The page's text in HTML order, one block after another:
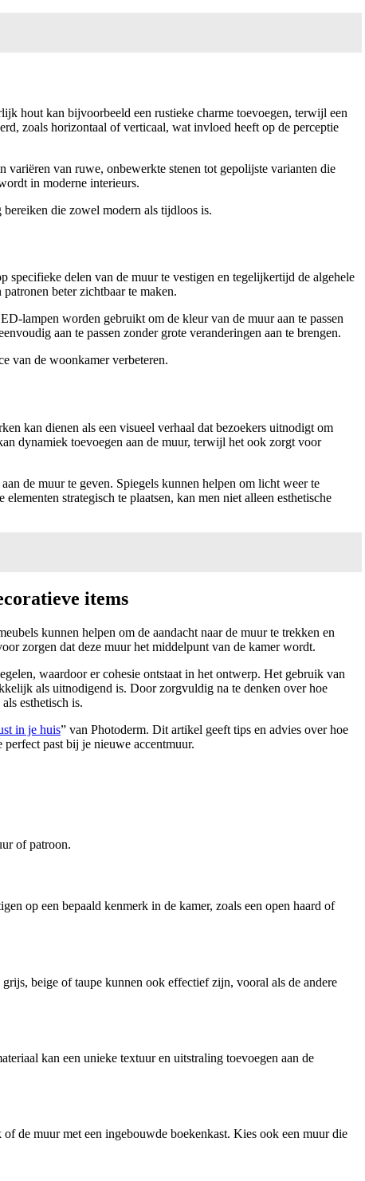
hout kan bijvoorbeeld een rustieke charme toevoegen, terwijl een
zoals horizontaal of verticaal, wat invloed heeft op de perceptie
van ruwe, onbewerkte stenen tot gepolijste varianten die
in moderne interieurs.
die zowel modern als tijdloos is.
delen van de muur te vestigen en tegelijkertijd de algehele
beter zichtbaar te maken.
lampen worden gebruikt om de kleur van de muur aan te passen
aan te passen zonder grote veranderingen aan te brengen.
van de woonkamer verbeteren.
kan dienen als een visueel verhaal dat bezoekers uitnodigt om
dynamiek toevoegen aan de muur, terwijl het ook zorgt voor
de muur te geven. Spiegels kunnen helpen om licht weer te
strategisch te plaatsen, kan men niet alleen esthetische
items
kunnen helpen om de aandacht naar de muur te trekken en
zorgen dat deze muur het middelpunt van de kamer wordt.
waardoor er cohesie ontstaat in het ontwerp. Het gebruik van
als uitnodigend is. Door zorgvuldig na te denken over hoe
esthetisch is.
in je huis” van Photoderm. Dit artikel geeft tips en advies over hoe
past bij je nieuwe accentmuur.
of patroon.
op een bepaald kenmerk in de kamer, zoals een open haard of
beige of taupe kunnen ook effectief zijn, vooral als de andere
kan een unieke textuur en uitstraling toevoegen aan de
de muur met een ingebouwde boekenkast. Kies ook een muur die